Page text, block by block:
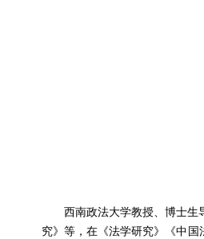
西南政法大学教授、博士
究》等，在《法学研究》《中